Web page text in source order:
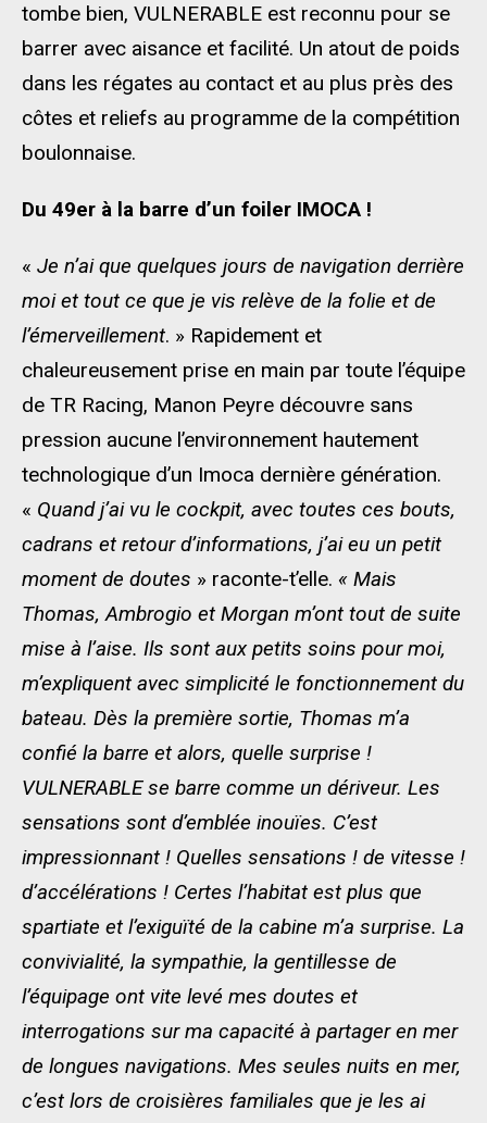
tombe bien, VULNERABLE est reconnu pour se
barrer avec aisance et facilité. Un atout de poids
dans les régates au contact et au plus près des
côtes et reliefs au programme de la compétition
boulonnaise.
Du 49er à la barre d’un foiler IMOCA !
« Je n’ai que quelques jours de navigation derrière
moi et tout ce que je vis relève de la folie et de
l’émerveillement. » Rapidement et
chaleureusement prise en main par toute l’équipe
de TR Racing, Manon Peyre découvre sans
pression aucune l’environnement hautement
technologique d’un Imoca dernière génération.
« Quand j’ai vu le cockpit, avec toutes ces bouts,
cadrans et retour d’informations, j’ai eu un petit
moment de doutes » raconte-t’elle. « Mais
Thomas, Ambrogio et Morgan m’ont tout de suite
mise à l’aise. Ils sont aux petits soins pour moi,
m’expliquent avec simplicité le fonctionnement du
bateau. Dès la première sortie, Thomas m’a
confié la barre et alors, quelle surprise !
VULNERABLE se barre comme un dériveur. Les
sensations sont d’emblée inouïes. C’est
impressionnant ! Quelles sensations ! de vitesse !
d’accélérations ! Certes l’habitat est plus que
spartiate et l’exiguïté de la cabine m’a surprise. La
convivialité, la sympathie, la gentillesse de
l’équipage ont vite levé mes doutes et
interrogations sur ma capacité à partager en mer
de longues navigations. Mes seules nuits en mer,
c’est lors de croisières familiales que je les ai